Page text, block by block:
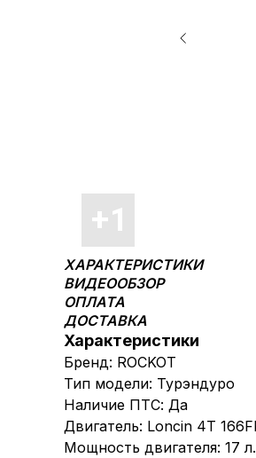
ХАРАКТЕРИСТИКИ
ВИДЕООБЗОР
ОПЛАТА
ДОСТАВКА
Характеристики
Бренд: ROCKOT
Тип модели: Турэндуро
Наличие ПТС: Да
Двигатель: Loncin 4Т
Мощность двигателя: 17